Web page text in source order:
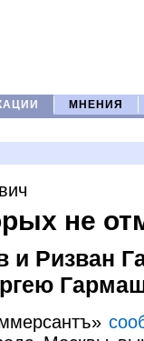
МНЕНИЯ
не
и Ризван